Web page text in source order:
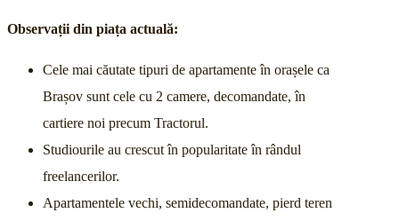
Observații din piața actuală:
Cele mai căutate tipuri de apartamente în orașele ca
Brașov sunt cele cu 2 camere, decomandate, în
cartiere noi precum Tractorul.
Studiourile au crescut în popularitate în rândul
freelancerilor.
Apartamentele vechi, semidecomandate, pierd teren